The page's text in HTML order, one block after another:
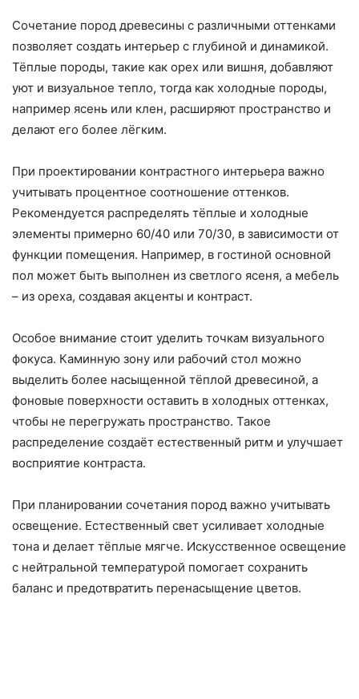
Сочетание пород древесины с различными оттенками
позволяет создать интерьер с глубиной и динамикой.
Тёплые породы, такие как орех или вишня, добавляют
уют и визуальное тепло, тогда как холодные породы,
например ясень или клен, расширяют пространство и
делают его более лёгким.
При проектировании контрастного интерьера важно
учитывать процентное соотношение оттенков.
Рекомендуется распределять тёплые и холодные
элементы примерно 60/40 или 70/30, в зависимости от
функции помещения. Например, в гостиной основной
пол может быть выполнен из светлого ясеня, а мебель
– из ореха, создавая акценты и контраст.
Особое внимание стоит уделить точкам визуального
фокуса. Каминную зону или рабочий стол можно
выделить более насыщенной тёплой древесиной, а
фоновые поверхности оставить в холодных оттенках,
чтобы не перегружать пространство. Такое
распределение создаёт естественный ритм и улучшает
восприятие контраста.
При планировании сочетания пород важно учитывать
освещение. Естественный свет усиливает холодные
тона и делает тёплые мягче. Искусственное освещение
с нейтральной температурой помогает сохранить
баланс и предотвратить перенасыщение цветов.